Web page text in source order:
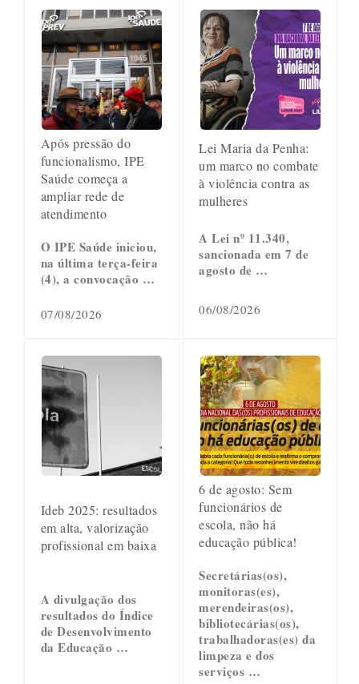
Após pressão do
funcionalismo, IPE
Saúde começa a
ampliar rede de
atendimento
O IPE Saúde iniciou,
na última terça-feira
(4), a convocação …
07/08/2026
Lei Maria da Penha:
um marco no combate
à violência contra as
mulheres
A Lei nº 11.340,
sancionada em 7 de
agosto de …
06/08/2026
Ideb 2025: resultados
em alta, valorização
profissional em baixa
A divulgação dos
resultados do Índice
de Desenvolvimento
da Educação …
6 de agosto: Sem
funcionários de
escola, não há
educação pública!
Secretárias(os),
monitoras(es),
merendeiras(os),
bibliotecárias(os),
trabalhadoras(es) da
limpeza e dos
serviços …